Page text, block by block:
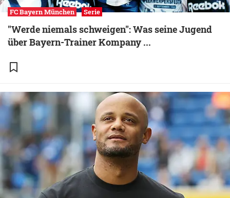
FC Bayern München Serie
"Werde niemals schweigen": Was seine Jugend
über Bayern-Trainer Kompany ...